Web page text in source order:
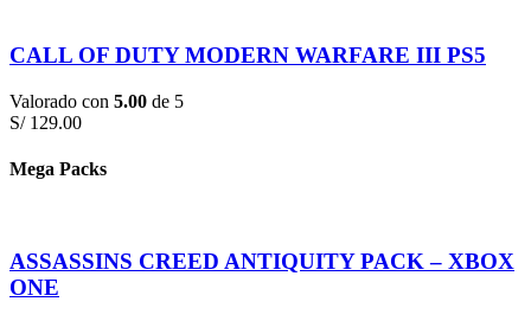
CALL OF DUTY MODERN WARFARE III PS5
Valorado con 5.00 de 5
S/129.00
Mega Packs
ASSASSINS CREED ANTIQUITY PACK – XBOX
ONE